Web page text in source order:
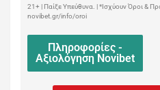
21+ | Παίξε Υπεύθυνα. | *Ισχύουν Όροι &
novibet.gr/info/oroi
Πληροφορίες -
Αξιολόγηση Novibet